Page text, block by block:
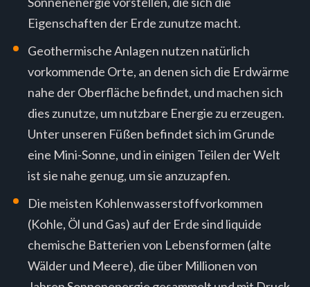
Eigenschaften der Erde zunutze macht.
Geothermische Anlagen nutzen natürlich
vorkommende Orte, an denen sich die Erdwärme
nahe der Oberfläche befindet, und machen sich
dies zunutze, um nutzbare Energie zu erzeugen.
Unter unseren Füßen befindet sich im Grunde
eine Mini-Sonne, und in einigen Teilen der Welt
ist sie nahe genug, um sie anzuzapfen.
Die meisten Kohlenwasserstoffvorkommen
(Kohle, Öl und Gas) auf der Erde sind liquide
chemische Batterien von Lebensformen (alte
Wälder und Meere), die über Millionen von